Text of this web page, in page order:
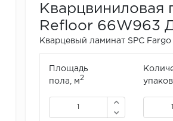
Кварцвиниловая
Refloor 66W963
Кварцевый ламинат SPC
Площадь
пола, м2